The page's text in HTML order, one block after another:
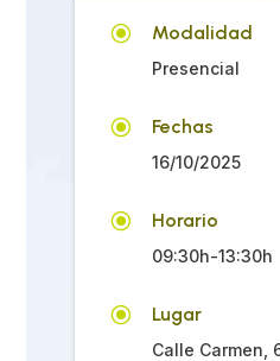
\ Modalidad
Presencial
\ Fechas
16/10/2025
\ Horario
09:30h-13:30h
\ Lugar
Calle Carmen,